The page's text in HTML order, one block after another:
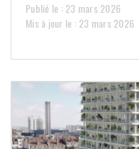
Publié le : 23 mars 2026
Mis à jour le : 23 mars 2026